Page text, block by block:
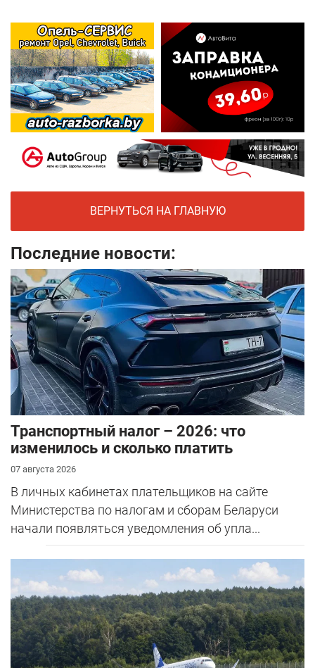
ВЕРНУТЬСЯ НА ГЛАВНУЮ
Последние новости:
Транспортный налог – 2026: что
изменилось и сколько платить
07 августа 2026
В личных кабинетах плательщиков на сайте
Министерства по налогам и сборам Беларуси
начали появляться уведомления об упла...